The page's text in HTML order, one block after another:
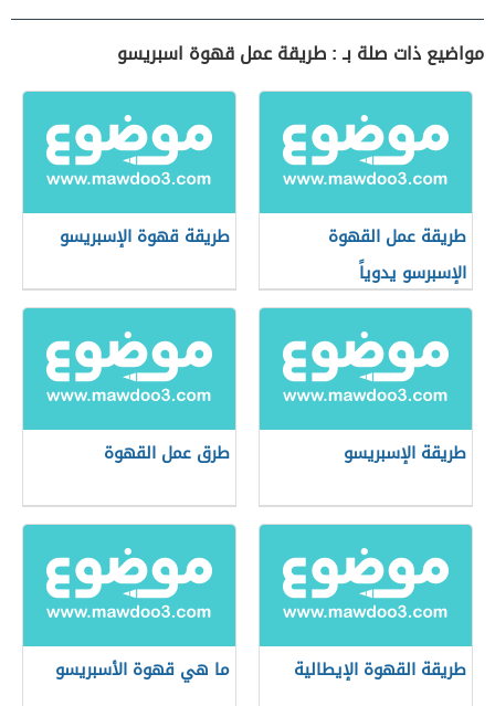
مواضيع ذات صلة بـ : طريقة عمل قهوة اسبريسو
طريقة عمل القهوة
الإسبرسو يدوياً
طريقة قهوة الإسبريسو
طريقة الإسبريسو طرق عمل القهوة
طريقة القهوة الإيطالية ما هي قهوة الأسبريسو